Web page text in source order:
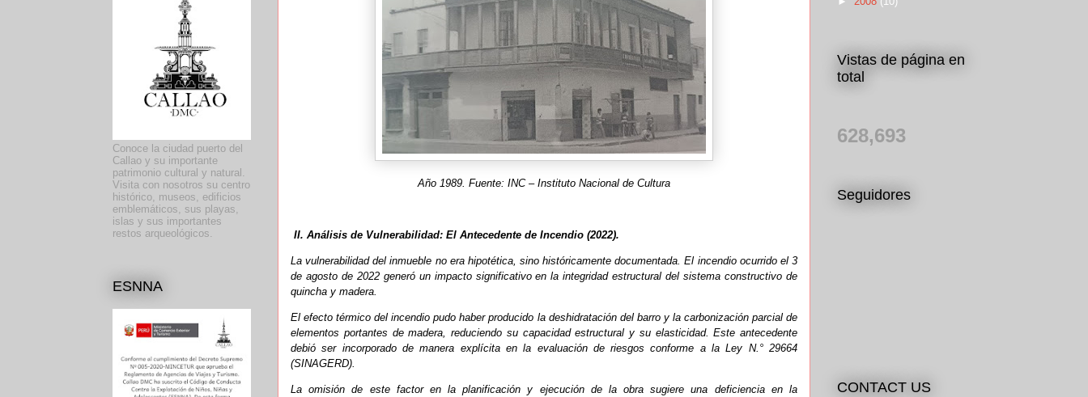
Año 1989. Fuente: INC – Instituto Nacional de Cultura
II. Análisis de Vulnerabilidad: El Antecedente de Incendio (2022).
La vulnerabilidad del inmueble no era hipotética, sino históricamente documentada. El incendio ocurrido el 3
de agosto de 2022 generó un impacto significativo en la integridad estructural del sistema constructivo de
quincha y madera.
El efecto térmico del incendio pudo haber producido la deshidratación del barro y la carbonización parcial de
elementos portantes de madera, reduciendo su capacidad estructural y su elasticidad. Este antecedente
debió ser incorporado de manera explícita en la evaluación de riesgos conforme a la Ley N.° 29664
(SINAGERD).
La omisión de este factor en la planificación y ejecución de la obra sugiere una deficiencia en la
Conoce la ciudad puerto del
Callao y su importante
patrimonio cultural y natural.
Visita con nosotros su centro
histórico, museos, edificios
emblemáticos, sus playas,
islas y sus importantes
restos arqueológicos.
ESNNA
Vistas de página en
total
628,693
Seguidores
CONTACT US